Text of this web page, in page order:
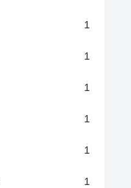
1
1
1
1
1
1